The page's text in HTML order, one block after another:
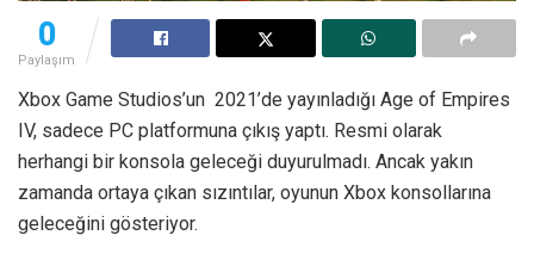
0
Paylaşım
Xbox Game Studios’un 2021’de yayınladığı Age of Empires
IV, sadece PC platformuna çıkış yaptı. Resmi olarak
herhangi bir konsola geleceği duyurulmadı. Ancak yakın
zamanda ortaya çıkan sızıntılar, oyunun Xbox konsollarına
geleceğini gösteriyor.